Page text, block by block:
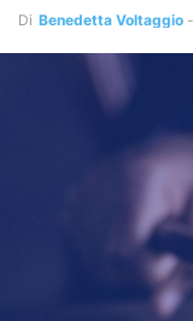
Di Benedetta Voltaggio -